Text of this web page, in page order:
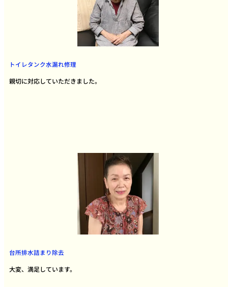
トイレタンク水漏れ修理
親切に対応していただきました。
台所排水詰まり除去
大変、満足しています。